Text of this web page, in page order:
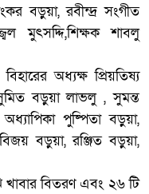
বড়ুয়া, রবীন্দ্র সংগীত
মুৎসদ্দি,শিক্ষক শাবলু
অধ্যক্ষ প্রিয়তিষ্য
বড়ুয়া লাভলু , সুমন্ত
পুষ্পিতা বড়ুয়া,
বড়ুয়া, রঞ্জিত বড়ুয়া,
বিতরণ এবং ২৬ টি